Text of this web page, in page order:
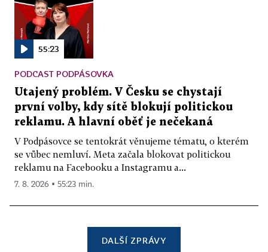
55:23
PODCAST PODPÁSOVKA
Utajený problém. V Česku se chystají
první volby, kdy sítě blokují politickou
reklamu. A hlavní oběť je nečekaná
V Podpásovce se tentokrát věnujeme tématu, o kterém
se vůbec nemluví. Meta začala blokovat politickou
reklamu na Facebooku a Instagramu a...
7. 8. 2026 ▪ 55:23 min.
DALŠÍ ZPRÁVY